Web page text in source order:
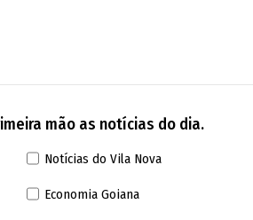
junho, primeiro dia da
mão as notícias do dia.
Notícias do Vila Nova
Economia Goiana